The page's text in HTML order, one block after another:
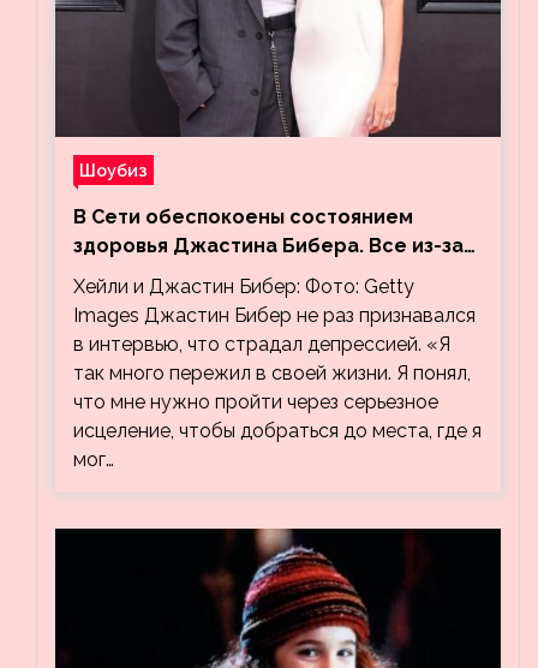
Шоубиз
В Сети обеспокоены состоянием
здоровья Джастина Бибера. Все из-за
видео, на котором его успокаивает
Хейли
Хейли и Джастин Бибер: Фото: Getty
Images Джастин Бибер не раз признавался
в интервью, что страдал депрессией. «Я
так много пережил в своей жизни. Я понял,
что мне нужно пройти через серьезное
исцеление, чтобы добраться до места, где я
мог…